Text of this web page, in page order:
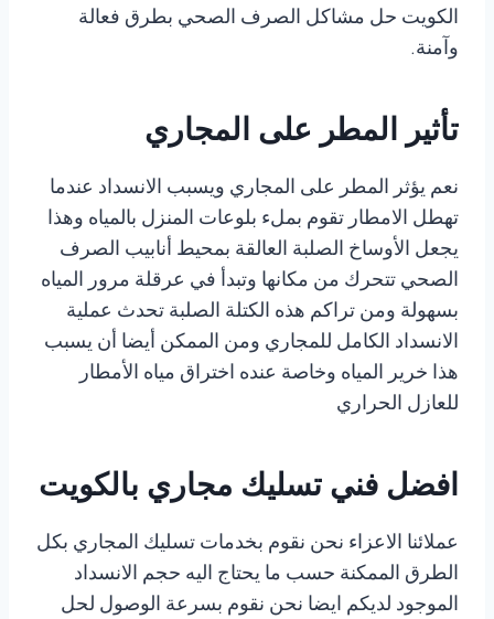
الكويت حل مشاكل الصرف الصحي بطرق فعالة
وآمنة.
تأثير المطر على المجاري
‏نعم يؤثر المطر على المجاري ويسبب الانسداد عندما
تهطل الامطار تقوم بملء بلوعات المنزل بالمياه وهذا
يجعل الأوساخ الصلبة العالقة بمحيط أنابيب الصرف
الصحي تتحرك من مكانها وتبدأ في عرقلة مرور المياه
بسهولة ومن تراكم هذه الكتلة الصلبة تحدث عملية
الانسداد الكامل للمجاري ومن الممكن أيضا أن يسبب
هذا خرير المياه وخاصة عنده اختراق مياه الأمطار
للعازل الحراري
افضل فني تسليك مجاري بالكويت
عملائنا الاعزاء نحن نقوم بخدمات تسليك المجاري بكل
الطرق الممكنة حسب ما يحتاج اليه حجم الانسداد
الموجود لديكم ايضا نحن نقوم بسرعة الوصول لحل